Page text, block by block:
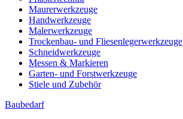
Maurerwerkzeuge
Handwerkzeuge
Malerwerkzeuge
Trockenbau- und Fliesenlegerwerkzeuge
Schneidwerkzeuge
Messen & Markieren
Garten- und Forstwerkzeuge
Stiele und Zubehör
Baubedarf